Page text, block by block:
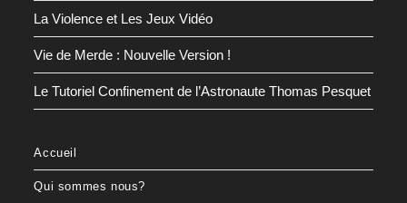
La Violence et Les Jeux Vidéo
Vie de Merde : Nouvelle Version !
Le Tutoriel Confinement de l’Astronaute Thomas Pesquet
Accueil
Qui sommes nous?